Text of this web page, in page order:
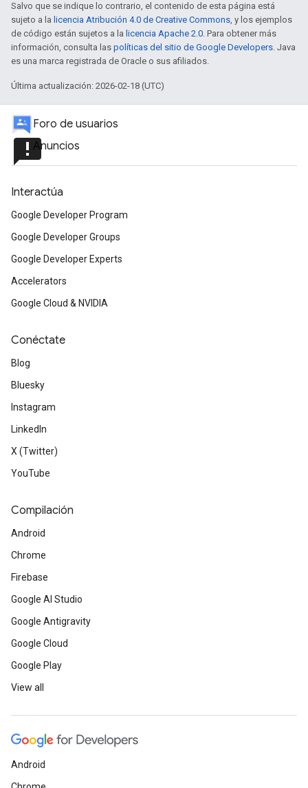
Salvo que se indique lo contrario, el contenido de esta página está
sujeto a la licencia Atribución 4.0 de Creative Commons, y los ejemplos
de código están sujetos a la licencia Apache 2.0. Para obtener más
información, consulta las políticas del sitio de Google Developers. Java
es una marca registrada de Oracle o sus afiliados.
Última actualización: 2026-02-18 (UTC)
Foro de usuarios
announcementAnuncios
Interactúa
Google Developer Program
Google Developer Groups
Google Developer Experts
Accelerators
Google Cloud & NVIDIA
Conéctate
Blog
Bluesky
Instagram
LinkedIn
X (Twitter)
YouTube
Compilación
Android
Chrome
Firebase
Google AI Studio
Google Antigravity
Google Cloud
Google Play
View all
Android